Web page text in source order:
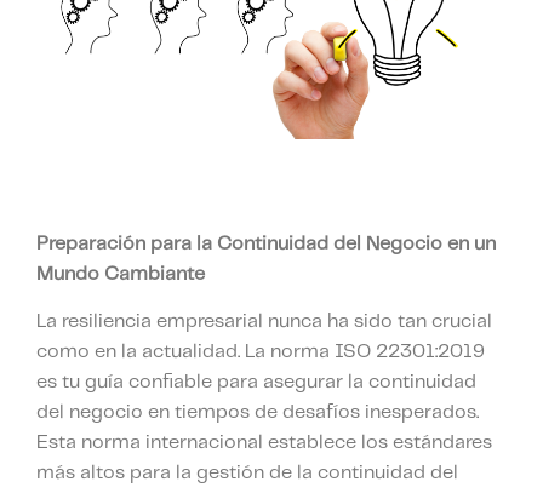
Preparación para la Continuidad del Negocio en un
Mundo Cambiante
La resiliencia empresarial nunca ha sido tan crucial
como en la actualidad. La norma ISO 22301:2019
es tu guía confiable para asegurar la continuidad
del negocio en tiempos de desafíos inesperados.
Esta norma internacional establece los estándares
más altos para la gestión de la continuidad del